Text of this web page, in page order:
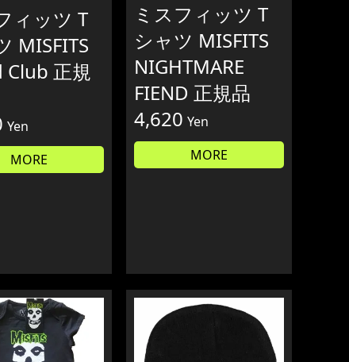
ィッツ T
MISFITS
Club 正規
Yen
MORE
ミスフィッツ T
シャツ MISFITS
NIGHTMARE
FIEND 正規品
4,620 Yen
MORE